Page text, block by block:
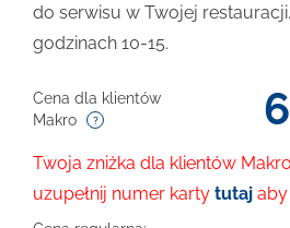
Cena dla klientów
Makro
Twoja zniżka dla klientów
uzupełnij numer karty tutaj
do serwisu w Twojej
godzinach 10-15.